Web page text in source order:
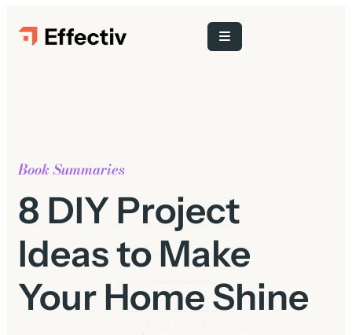
Book Summaries
8 DIY Project
Ideas to Make
Your Home Shine